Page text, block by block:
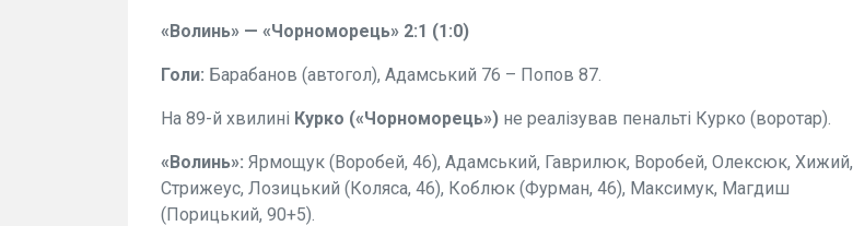
«Волинь» — «Чорноморець» 2:1 (1:0)
Голи: Барабанов (автогол), Адамський 76 – Попов 87.
На 89-й хвилині Курко («Чорноморець») не реалізував пенальті Курко (воротар).
«Волинь»: Ярмощук (Воробей, 46), Адамський, Гаврилюк, Воробей, Олексюк, Хижий,
Стрижеус, Лозицький (Коляса, 46), Коблюк (Фурман, 46), Максимук, Магдиш
(Порицький, 90+5).